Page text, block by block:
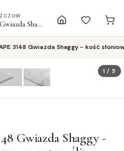
Dywan SHAPE 3148 Gwiazda Shaggy - kość słoniowa pluszowy, antypoślizgowy, do prania
3148 Gwiazda Shaggy - kość
1 /5
Gwiazda Shaggy -